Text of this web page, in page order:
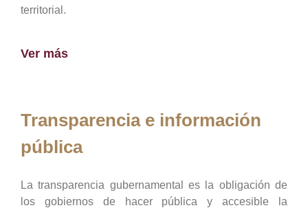
territorial.
Ver más
Transparencia e información
pública
La transparencia gubernamental es la obligación de
los gobiernos de hacer pública y accesible la